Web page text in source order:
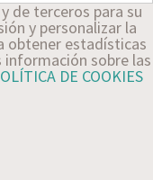
de terceros para su
y personalizar la
obtener estadísticas
información sobre las
DE COOKIES